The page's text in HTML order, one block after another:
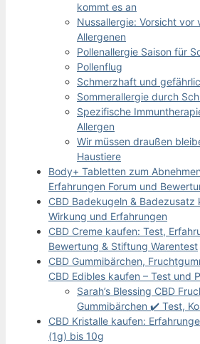
kommt es an
Nussallergie: Vorsicht vor
Allergenen
Pollenallergie Saison für
Pollenflug
Schmerzhaft und
Sommerallergie durch
Spezifische
Allergen
Wir müssen draußen
Haustiere
Body+ Tabletten zum
Erfahrungen Forum und
CBD Badekugeln & Badezusatz
Wirkung und Erfahrungen
CBD Creme kaufen: Test,
Bewertung & Stiftung Warentest
CBD Gummibärchen,
CBD Edibles kaufen – Test und
Sarah’s Blessing CBD
Gummibärchen ✔️ Test,
CBD Kristalle kaufen:
(1g) bis 10g